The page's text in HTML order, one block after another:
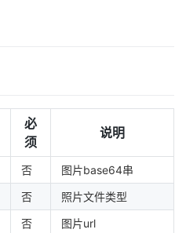
必
须
说明
否
图片base64串
否
照片文件类型
否 图片url